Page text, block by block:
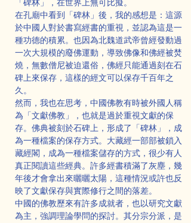
「碑林」，在世界上無可比擬。
在孔廟中看到「碑林」後，我的感想是：這源
於中國人對於書寫經書的重視，並認為這是一
種功德的積累。也因為北魏道武帝曾經發動過
一次大規模的廢佛運動，導致佛像和佛經被焚
燒，無數僧尼被迫還俗，佛經只能通過刻在石
碑上來保存，這樣的經文可以保存千百年之
久。
然而，我也在思考，中國佛教有時被外國人稱
為「文獻佛教」，也就是過於重視文獻的保
存。佛典被刻於石碑上，形成了「碑林」，成
為一種檔案的保存方式。大藏經一部部被鎖入
藏經閣，成為一種檔案儲存的方式，很少有人
真正閱讀這些經典。許多經書積滿了灰塵，幾
年後才會拿出來曬曬太陽，這種情況或許也反
映了文獻保存與實際修行之間的落差。
中國的佛教歷來有許多成就者，也以研究文獻
為主，強調理論學問的探討。其分宗分派，是